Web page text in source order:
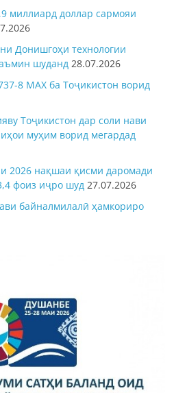
миллиард доллар сармояи
Донишгоҳи технологии
шуданд 28.07.2026
8 MAX ба Тоҷикистон ворид
Тоҷикистон дар соли нави
муҳим ворид мегардад
2026 нақшаи қисми даромади
фоиз иҷро шуд 27.07.2026
байналмилалӣ ҳамкориро